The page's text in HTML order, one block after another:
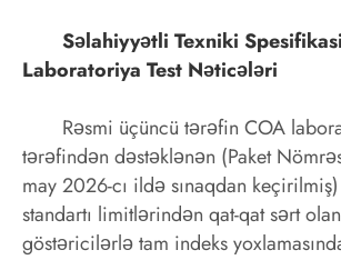
Səlahiyyətli Texniki
Laboratoriya Test Nəticələri
Rəsmi üçüncü tərəfin COA
tərəfindən dəstəklənən (Paket
may 2026-cı ildə sınaqdan
standartı limitlərindən qat-qat sərt
göstəricilərlə tam indeks